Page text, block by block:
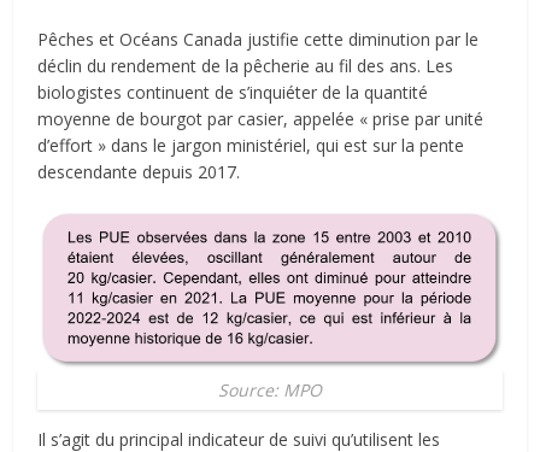
Pêches et Océans Canada justifie cette diminution par le
déclin du rendement de la pêcherie au fil des ans. Les
biologistes continuent de s’inquiéter de la quantité
moyenne de bourgot par casier, appelée « prise par unité
d’effort » dans le jargon ministériel, qui est sur la pente
descendante depuis 2017.
Source: MPO
Il s’agit du principal indicateur de suivi qu’utilisent les